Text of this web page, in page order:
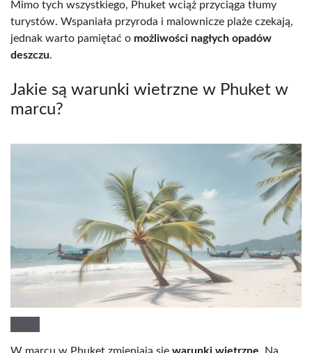
Mimo tych wszystkiego, Phuket wciąż przyciąga tłumy
turystów. Wspaniała przyroda i malownicze plaże czekają,
jednak warto pamiętać o możliwości nagłych opadów
deszczu.
Jakie są warunki wietrzne w Phuket w
marcu?